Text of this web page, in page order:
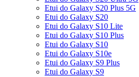
Etui do Galaxy S20 Plus 5G
Etui do Galaxy S20
Etui do Galaxy S10 Lite
Etui do Galaxy S10 Plus
Etui do Galaxy S10
Etui do Galaxy S10e
Etui do Galaxy S9 Plus
Etui do Galaxy S9